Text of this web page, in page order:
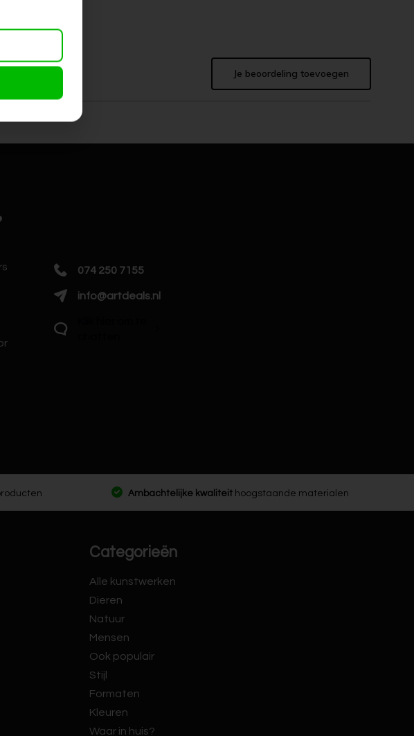
Je beoordeling toevoegen
074 250 7155
info@artdeals.nl
Ambachtelijke kwaliteit hoogstaande materialen
Categorieën
Alle kunstwerken
Dieren
Natuur
Mensen
Ook populair
Stijl
Formaten
Kleuren
Waar in huis?